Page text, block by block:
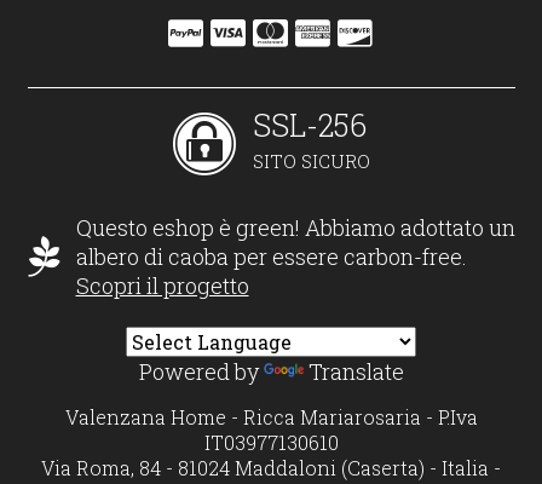
SSL-256
SITO SICURO
Questo eshop è green! Abbiamo adottato un
albero di caoba per essere carbon-free.
Scopri il progetto
Powered by Translate
Valenzana Home - Ricca Mariarosaria - P.Iva
IT03977130610
Via Roma, 84 - 81024 Maddaloni (Caserta) - Italia -